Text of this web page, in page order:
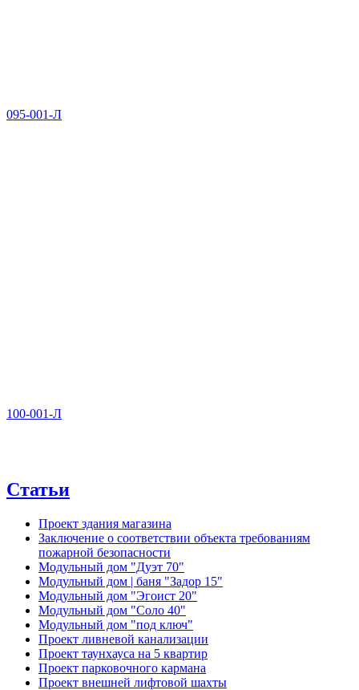
095-001-Л
100-001-Л
Статьи
Проект здания магазина
Заключение о соответствии объекта требованиям
пожарной безопасности
Модульный дом "Дуэт 70"
Модульный дом | баня "Задор 15"
Модульный дом "Эгоист 20"
Модульный дом "Соло 40"
Модульный дом "под ключ"
Проект ливневой канализации
Проект таунхауса на 5 квартир
Проект парковочного кармана
Проект внешней лифтовой шахты